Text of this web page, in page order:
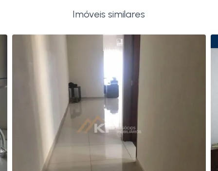
Imóveis similares